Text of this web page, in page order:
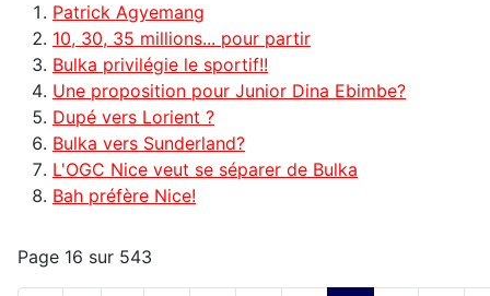
Patrick Agyemang
10, 30, 35 millions... pour partir
Bulka privilégie le sportif!!
Une proposition pour Junior Dina Ebimbe?
Dupé vers Lorient ?
Bulka vers Sunderland?
L'OGC Nice veut se séparer de Bulka
Bah préfère Nice!
Page 16 sur 543